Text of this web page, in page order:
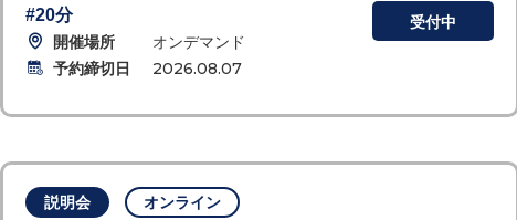
#20分
開催場所
オンデマンド
予約締切日
2026.08.07
受付中
説明会 オンライン